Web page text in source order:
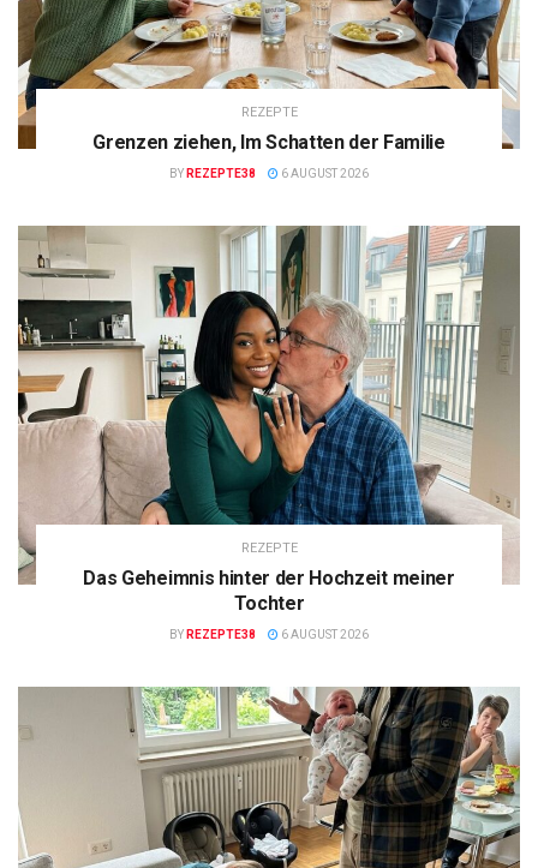
REZEPTE
Grenzen ziehen, Im Schatten der Familie
BY REZEPTE38 6 AUGUST 2026
REZEPTE
Das Geheimnis hinter der Hochzeit meiner
Tochter
BY REZEPTE38 6 AUGUST 2026